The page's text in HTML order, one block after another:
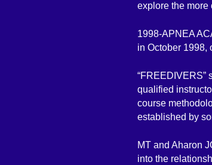
explore the more
1998-APNEA
in October 1998,
“FREEDIVERS”
qualified
course
established by
MT and Aharon
into the